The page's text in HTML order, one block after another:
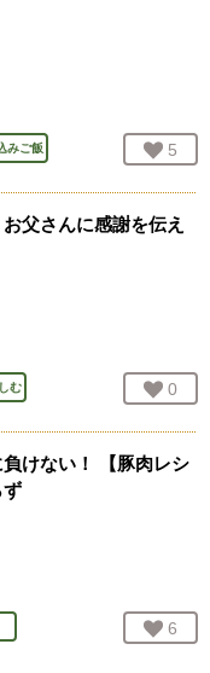
みご飯 お気
5
父さんに感謝を伝え
む お気
0
けない！ 【豚肉レシ
ず
お気
6